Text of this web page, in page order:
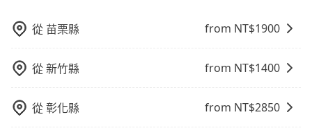
能超載人數。 如果您攜帶的行李或物品較多，我們會根
據情況收取微搬家費用，費用在300至500元之間。
從 苗栗縣 from NT$1900
從新竹縣 from NT$1400
從彰化縣 from NT$2850